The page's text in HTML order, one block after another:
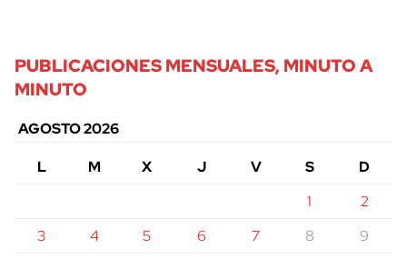
PUBLICACIONES MENSUALES, MINUTO A
MINUTO
AGOSTO 2026
L
M X J V S
D
1
2
3
4 5 6 7 8
9